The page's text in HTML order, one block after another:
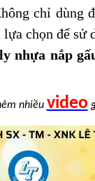
chỉ dùng
chọn để
nhựa nắp
nhiều video